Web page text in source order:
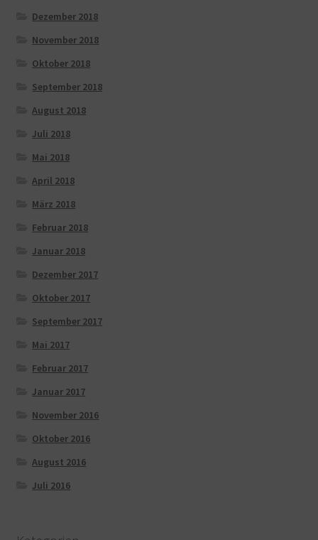
Dezember 2018
November 2018
Oktober 2018
September 2018
August 2018
Juli 2018
Mai 2018
April 2018
März 2018
Februar 2018
Januar 2018
Dezember 2017
Oktober 2017
September 2017
Mai 2017
Februar 2017
Januar 2017
November 2016
Oktober 2016
August 2016
Juli 2016